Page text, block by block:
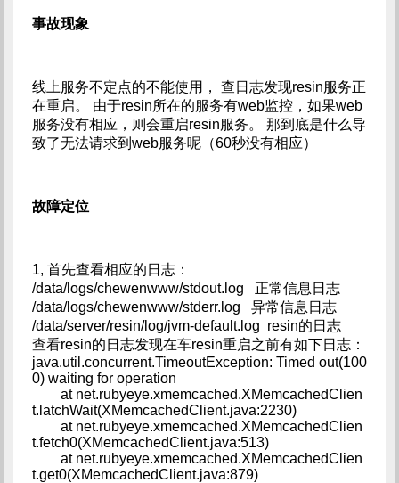
事故现象
线上服务不定点的不能使用， 查日志发现resin服务正
在重启。 由于resin所在的服务有web监控，如果web
服务没有相应，则会重启resin服务。 那到底是什么导
致了无法请求到web服务呢（60秒没有相应）
故障定位
1, 首先查看相应的日志：
/data/logs/chewenwww/stdout.log 正常信息日志
/data/logs/chewenwww/stderr.log 异常信息日志
/data/server/resin/log/jvm-default.log resin的日志
查看resin的日志发现在车resin重启之前有如下日志：
java.util.concurrent.TimeoutException: Timed out(100
0) waiting for operation
at net.rubyeye.xmemcached.XMemcachedClien
t.latchWait(XMemcachedClient.java:2230)
at net.rubyeye.xmemcached.XMemcachedClien
t.fetch0(XMemcachedClient.java:513)
at net.rubyeye.xmemcached.XMemcachedClien
t.get0(XMemcachedClient.java:879)